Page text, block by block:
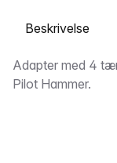
Vælg en fane
Beskrivelse
Adapter med 4
Pilot Hammer.